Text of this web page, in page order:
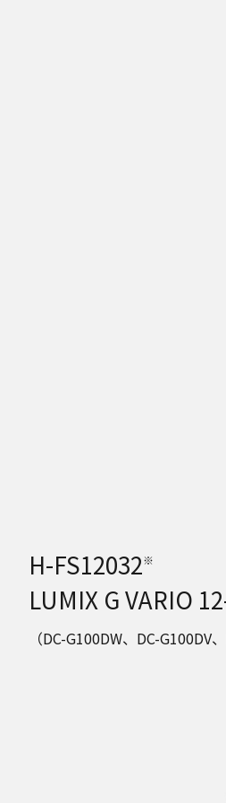
H-FS12032※
LUMIX G VARIO
（DC-G100DW、DC-G100DV